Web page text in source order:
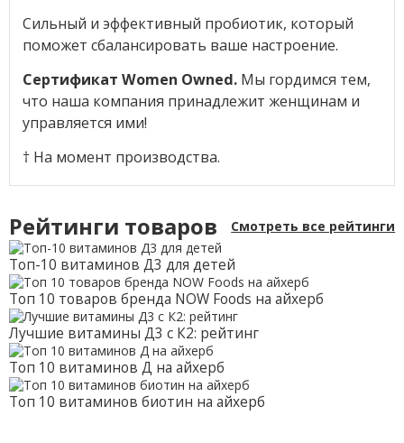
Сильный и эффективный пробиотик, который
поможет сбалансировать ваше настроение.
Сертификат Women Owned. Мы гордимся тем,
что наша компания принадлежит женщинам и
управляется ими!
† На момент производства.
Рейтинги товаров Смотреть все рейтинги
Топ-10 витаминов Д3 для детей
Топ 10 товаров бренда NOW Foods на айхерб
Лучшие витамины Д3 с К2: рейтинг
Топ 10 витаминов Д на айхерб
Топ 10 витаминов биотин на айхерб